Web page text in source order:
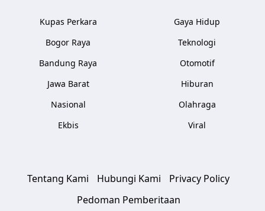
Kupas Perkara
Bogor Raya
Bandung Raya
Jawa Barat
Nasional
Ekbis
Gaya Hidup
Teknologi
Otomotif
Hiburan
Olahraga
Viral
Tentang Kami Hubungi Kami
Privacy Policy
Pedoman Pemberitaan